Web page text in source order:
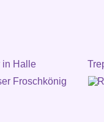
in Halle